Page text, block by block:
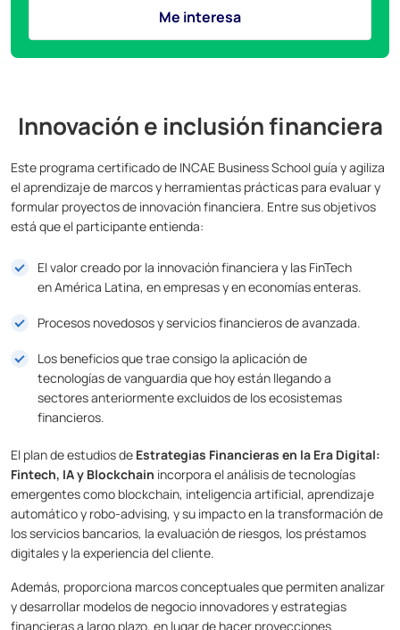
Me interesa
Innovación e inclusión financiera
Este programa certificado de INCAE Business School guía y agiliza
el aprendizaje de marcos y herramientas prácticas para evaluar y
formular proyectos de innovación financiera. Entre sus objetivos
está que el participante entienda:
El valor creado por la innovación financiera y las FinTech
en América Latina, en empresas y en economías enteras.
Procesos novedosos y servicios financieros de avanzada.
Los beneficios que trae consigo la aplicación de
tecnologías de vanguardia que hoy están llegando a
sectores anteriormente excluidos de los ecosistemas
financieros.
El plan de estudios de Estrategias Financieras en la Era Digital:
Fintech, IA y Blockchain incorpora el análisis de tecnologías
emergentes como blockchain, inteligencia artificial, aprendizaje
automático y robo-advising, y su impacto en la transformación de
los servicios bancarios, la evaluación de riesgos, los préstamos
digitales y la experiencia del cliente.
Además, proporciona marcos conceptuales que permiten analizar
y desarrollar modelos de negocio innovadores y estrategias
financieras a largo plazo, en lugar de hacer proyecciones